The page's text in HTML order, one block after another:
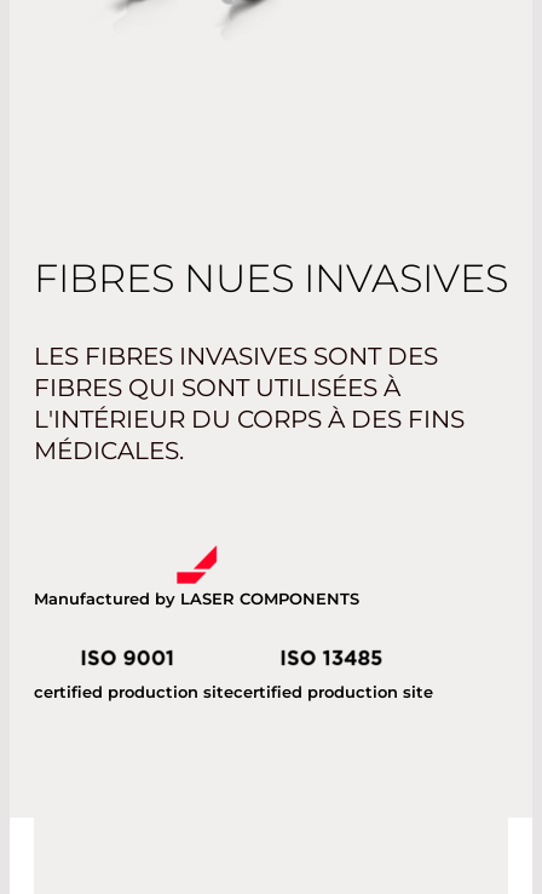
Manufactured by LASER COMPONENTS
certified production sitecertified production site
FIBRES NUES INVASIVES
LES FIBRES INVASIVES SONT DES
FIBRES QUI SONT UTILISÉES À
L'INTÉRIEUR DU CORPS À DES FINS
MÉDICALES.